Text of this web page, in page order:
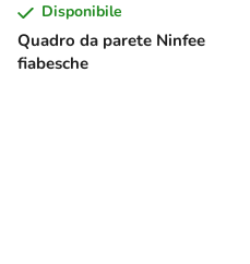
Quadro da parete Ninfee
fiabesche
Disponibile